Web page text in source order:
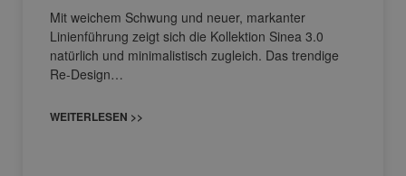
Mit weichem Schwung und neuer, markanter
Linienführung zeigt sich die Kollektion Sinea 3.0
natürlich und minimalistisch zugleich. Das trendige
Re-Design…
WEITERLESEN >>